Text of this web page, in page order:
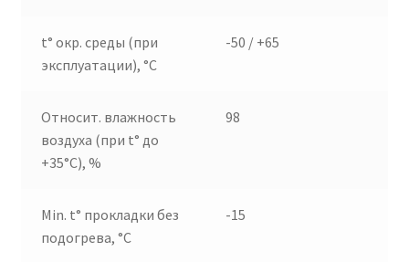
t° окр. среды (при
эксплуатации), °C
-50 / +65
Относит. влажность
воздуха (при t° до
+35°C), %
98
Min. t° прокладки без
подогрева, °C
-15